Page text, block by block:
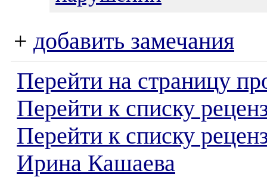
+ добавить замечания
Перейти на страницу
Перейти к списку
Перейти к списку
Ирина Кашаева